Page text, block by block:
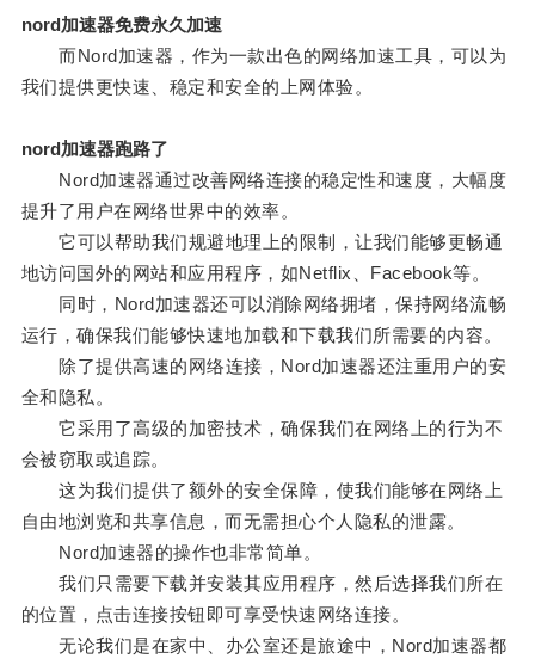
nord加速器免费永久加速
而Nord加速器，作为一款出色的网络加速工具，可以为
我们提供更快速、稳定和安全的上网体验。
nord加速器跑路了
Nord加速器通过改善网络连接的稳定性和速度，大幅度
提升了用户在网络世界中的效率。
它可以帮助我们规避地理上的限制，让我们能够更畅通
地访问国外的网站和应用程序，如Netflix、Facebook等。
同时，Nord加速器还可以消除网络拥堵，保持网络流畅
运行，确保我们能够快速地加载和下载我们所需要的内容。
除了提供高速的网络连接，Nord加速器还注重用户的安
全和隐私。
它采用了高级的加密技术，确保我们在网络上的行为不
会被窃取或追踪。
这为我们提供了额外的安全保障，使我们能够在网络上
自由地浏览和共享信息，而无需担心个人隐私的泄露。
Nord加速器的操作也非常简单。
我们只需要下载并安装其应用程序，然后选择我们所在
的位置，点击连接按钮即可享受快速网络连接。
无论我们是在家中、办公室还是旅途中，Nord加速器都